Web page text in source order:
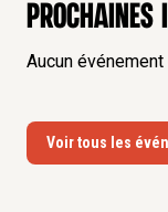
Aucun
Voir tous les